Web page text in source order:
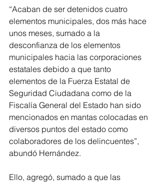
“Acaban de ser detenidos cuatro
elementos municipales, dos más hace
unos meses, sumado a la
desconfianza de los elementos
municipales hacia las corporaciones
estatales debido a que tanto
elementos de la Fuerza Estatal de
Seguridad Ciudadana como de la
Fiscalía General del Estado han sido
mencionados en mantas colocadas en
diversos puntos del estado como
colaboradores de los delincuentes”,
abundó Hernández.
Ello, agregó, sumado a que las